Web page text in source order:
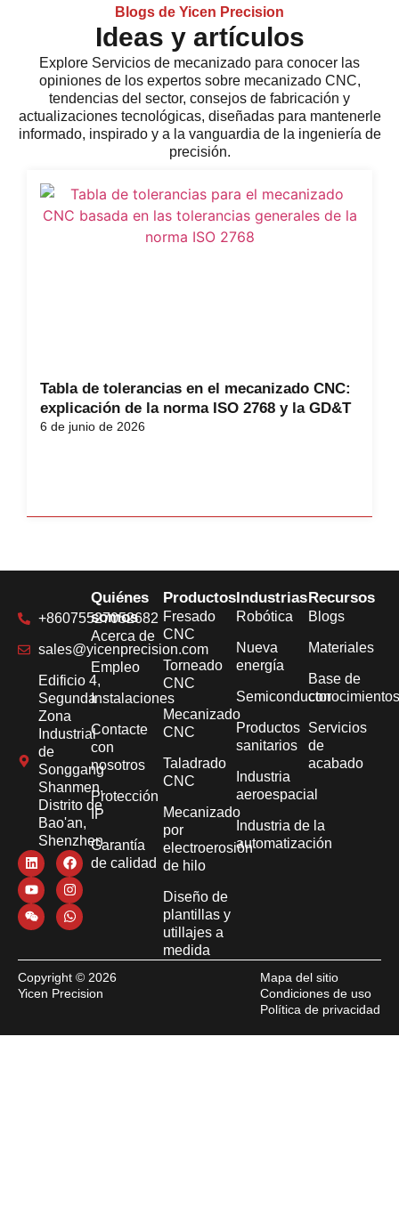
Blogs de Yicen Precision
Ideas y artículos
Explore Servicios de mecanizado para conocer las
opiniones de los expertos sobre mecanizado CNC,
tendencias del sector, consejos de fabricación y
actualizaciones tecnológicas, diseñadas para mantenerle
informado, inspirado y a la vanguardia de la ingeniería de
precisión.
Tabla de tolerancias en el mecanizado CNC:
explicación de la norma ISO 2768 y la GD&T
6 de junio de 2026
+86075527052682
sales@yicenprecision.com
Edificio 4,
Segunda
Zona
Industrial
de
Songgang
Shanmen,
Distrito de
Bao'an,
Shenzhen
Quiénes
somos
Acerca de
Empleo
Instalaciones
Contacte
con
nosotros
Protección
IP
Garantía
de calidad
Productos
Fresado
CNC
Torneado
CNC
Mecanizado
CNC
Taladrado
CNC
Mecanizado
por
electroerosión
de hilo
Diseño de
plantillas y
utillajes a
medida
Industrias
Robótica
Nueva
energía
Semiconductor
Productos
sanitarios
Industria
aeroespacial
Industria de la
automatización
Recursos
Blogs
Materiales
Base de
Servicios
de
acabado
Copyright © 2026
Yicen Precision
Mapa del sitio
Condiciones de uso
Política de privacidad